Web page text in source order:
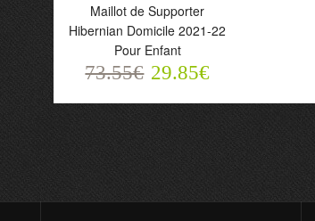
Maillot de Supporter
Hibernian Domicile 2021-22
Pour Enfant
73.55€
Maillot de Supporter
Hibernian Domicile 2021-22
Pour Enfant
73.55€ 29.85€